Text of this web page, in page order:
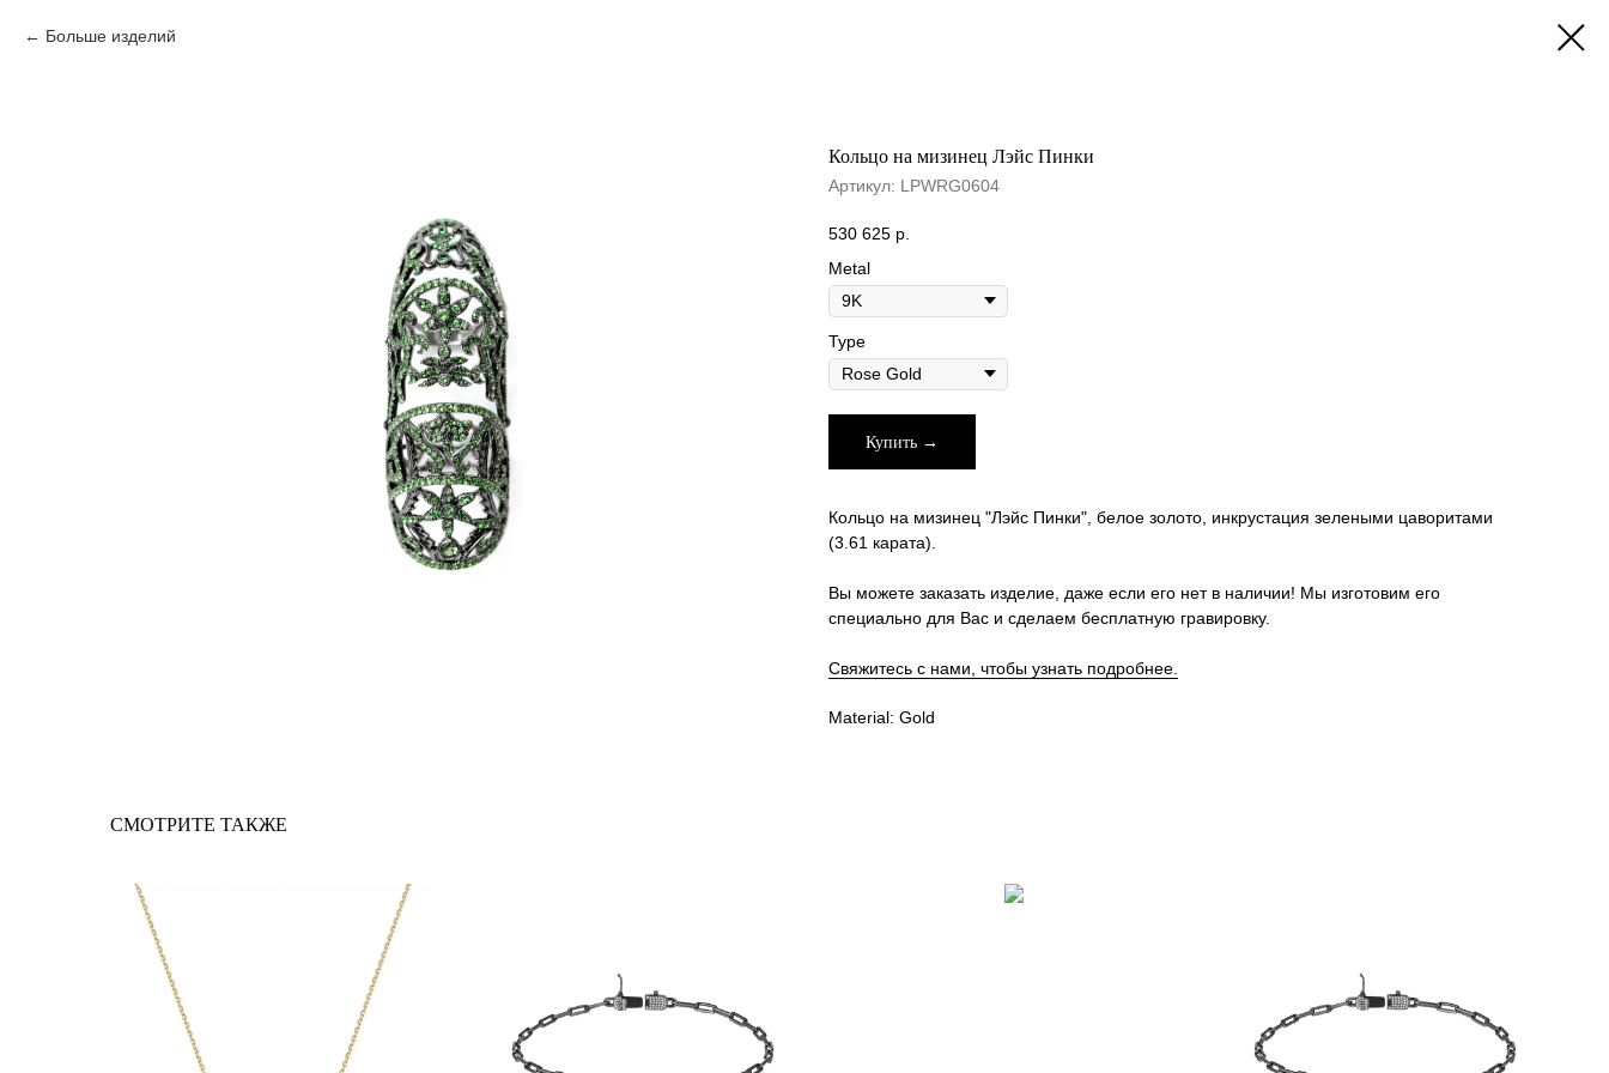
Больше изделий
Кольцо на мизинец Лэйс Пинки
Артикул: LPWRG0604
530 625 р.
Metal
Type
Купить →
Кольцо на мизинец "Лэйс Пинки", белое золото, инкрустация зелеными цаворитами
(3.61 карата).
Вы можете заказать изделие, даже если его нет в наличии! Мы изготовим его
специально для Вас и сделаем бесплатную гравировку.
Свяжитесь с нами, чтобы узнать подробнее.
Material: Gold
СМОТРИТЕ ТАКЖЕ